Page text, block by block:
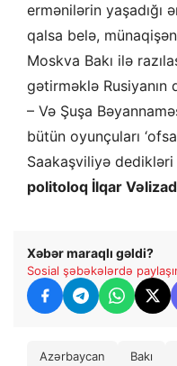
ermənilərin yaşadığı
qalsa belə,
Moskva Bakı ilə
gətirməklə Rusiyanın
– Və Şuşa
bütün oyunçuları
Saakaşviliyə
politoloq İlqar
Xəbər maraqlı gəldi?
Sosial şəbəkələrdə
Azərbaycan Bakı